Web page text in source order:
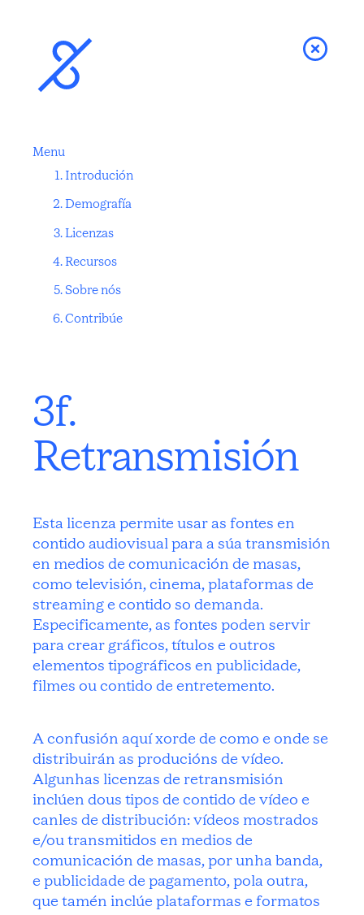
Menu
Introdución
Demografía
Licenzas
Recursos
Sobre nós
Contribúe
3f.
Retransmisión
Esta licenza permite usar as fontes en
contido audiovisual para a súa transmisión
en medios de comunicación de masas,
como televisión, cinema, plataformas de
streaming e contido so demanda.
Especificamente, as fontes poden servir
para crear gráficos, títulos e outros
elementos tipográficos en publicidade,
filmes ou contido de entretemento.
A confusión aquí xorde de como e onde se
distribuirán as producións de vídeo.
Algunhas licenzas de retransmisión
inclúen dous tipos de contido de vídeo e
canles de distribución: vídeos mostrados
e/ou transmitidos en medios de
comunicación de masas, por unha banda,
e publicidade de pagamento, pola outra,
que tamén inclúe plataformas e formatos